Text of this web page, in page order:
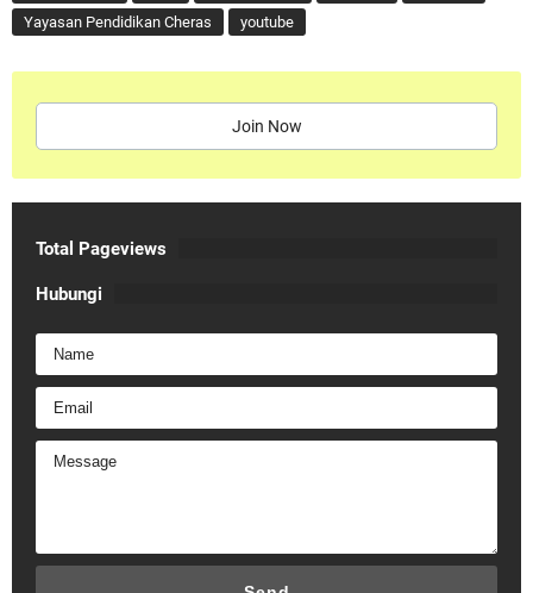
Yayasan Pendidikan Cheras
youtube
Join Now
Total Pageviews
Hubungi